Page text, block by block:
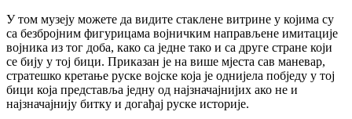
У том музеју можете да видите стаклене витрине у којима су
са безбројним фигурицама војничким направљене имитације
војника из тог доба, како са једне тако и са друге стране који
се бију у тој бици. Приказан је на више мјеста сав маневар,
стратешко кретање руске војске која је однијела побједу у тој
бици која представља једну од најзначајнијих ако не и
најзначајнију битку и догађај руске историје.